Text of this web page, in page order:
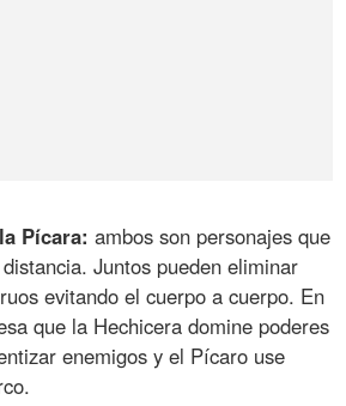
Pícara: ambos son personajes que
Juntos pueden eliminar
evitando el cuerpo a cuerpo. En
que la Hechicera domine poderes
enemigos y el Pícaro use